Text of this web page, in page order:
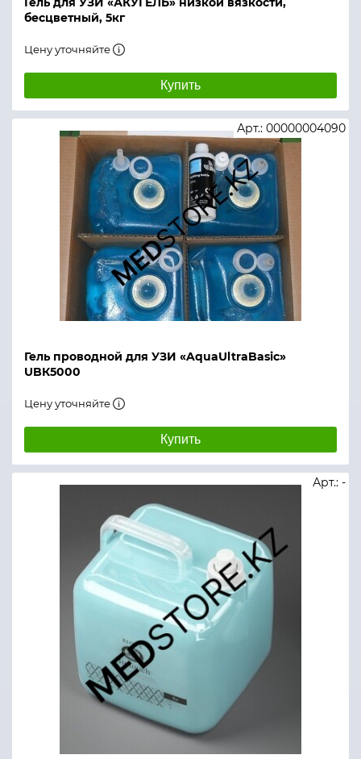
бесцветный, 5кг
Цену уточняйте
Купить
Гель проводной для УЗИ «AquaUltraBasic»
UBК5000
Арт.: 00000004090
Цену уточняйте
Купить
Арт.: -